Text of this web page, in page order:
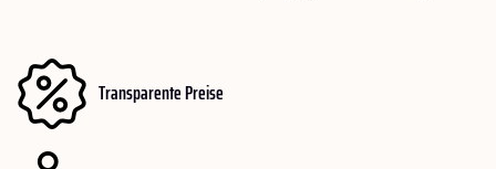
Transparente Preise